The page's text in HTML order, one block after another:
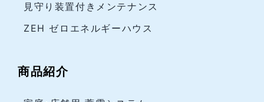
見守り装置付きメンテナンス
ZEH ゼロエネルギーハウス
商品紹介